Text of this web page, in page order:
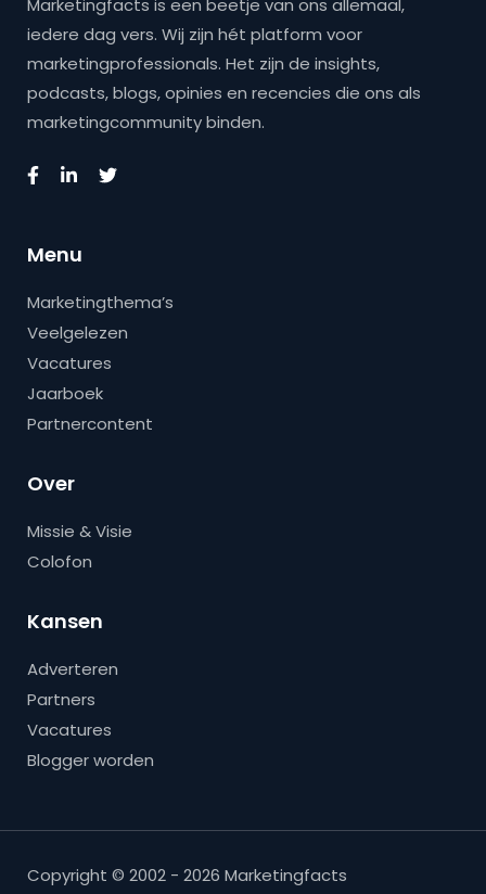
Marketingfacts is een beetje van ons allemaal,
iedere dag vers. Wij zijn hét platform voor
marketingprofessionals. Het zijn de insights,
podcasts, blogs, opinies en recencies die ons als
marketingcommunity binden.
Menu
Marketingthema’s
Veelgelezen
Vacatures
Jaarboek
Partnercontent
Over
Missie & Visie
Colofon
Kansen
Adverteren
Partners
Vacatures
Blogger worden
Copyright © 2002 - 2026 Marketingfacts